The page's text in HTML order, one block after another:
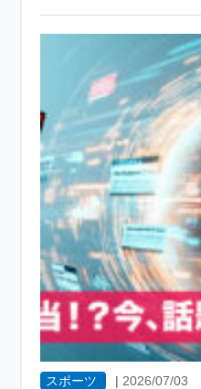
スポーツ | 2026/07/03